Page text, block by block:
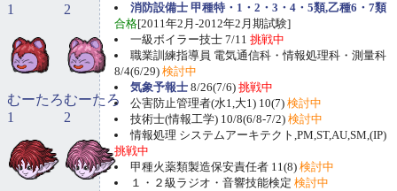
消防設備士 甲種特・1・2・3・4・5類,乙種6・7類
合格[2011年2月-2012年2月期試験]
一級ボイラー技士 7/11 挑戦中
職業訓練指導員 電気通信科・情報処理科・測量科
8/4(6/29) 検討中
気象予報士 8/26(7/6) 挑戦中
公害防止管理者(水1,大1) 10(7) 検討中
技術士(情報工学) 10/8(6/8-7/2) 検討中
情報処理 システムアーキテクト,PM,ST,AU,SM,(IP)
挑戦中
甲種火薬類製造保安責任者 11(8) 検討中
１・２級ラジオ・音響技能検定 検討中
1
2
むーたろ
1
むーたろ
2